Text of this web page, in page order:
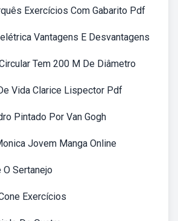
Exercícios Com Gabarito Pdf
Vantagens E Desvantagens
Tem 200 M De Diâmetro
Vida Clarice Lispector Pdf
Pintado Por Van Gogh
Jovem Manga Online
O Sertanejo
Exercícios